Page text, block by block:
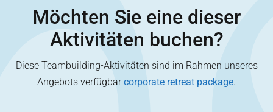
Möchten Sie eine dieser
Aktivitäten buchen?
Diese Teambuilding-Aktivitäten sind im Rahmen unseres
Angebots verfügbarcorporate retreat package.